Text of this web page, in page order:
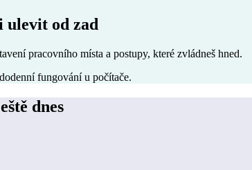
ulevit od zad
pracovního místa a postupy, které zvládneš hned.
fungování u počítače.
dnes